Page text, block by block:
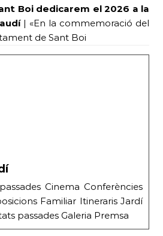
Boi dedicarem el 2026 a la
| «En la commemoració del
de Sant Boi
Cinema Conferències
Familiar Itineraris Jardí
passades Galeria Premsa